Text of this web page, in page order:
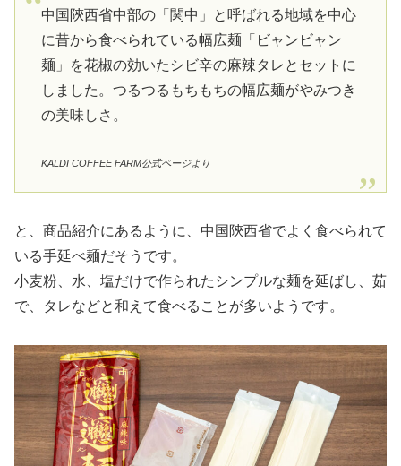
中国陝西省中部の「関中」と呼ばれる地域を中心
に昔から食べられている幅広麺「ビャンビャン
麺」を花椒の効いたシビ辛の麻辣タレとセットに
しました。つるつるもちもちの幅広麺がやみつき
の美味しさ。
KALDI COFFEE FARM公式ページより
と、商品紹介にあるように、中国陝西省でよく食べられて
いる手延べ麺だそうです。
小麦粉、水、塩だけで作られたシンプルな麺を延ばし、茹
で、タレなどと和えて食べることが多いようです。